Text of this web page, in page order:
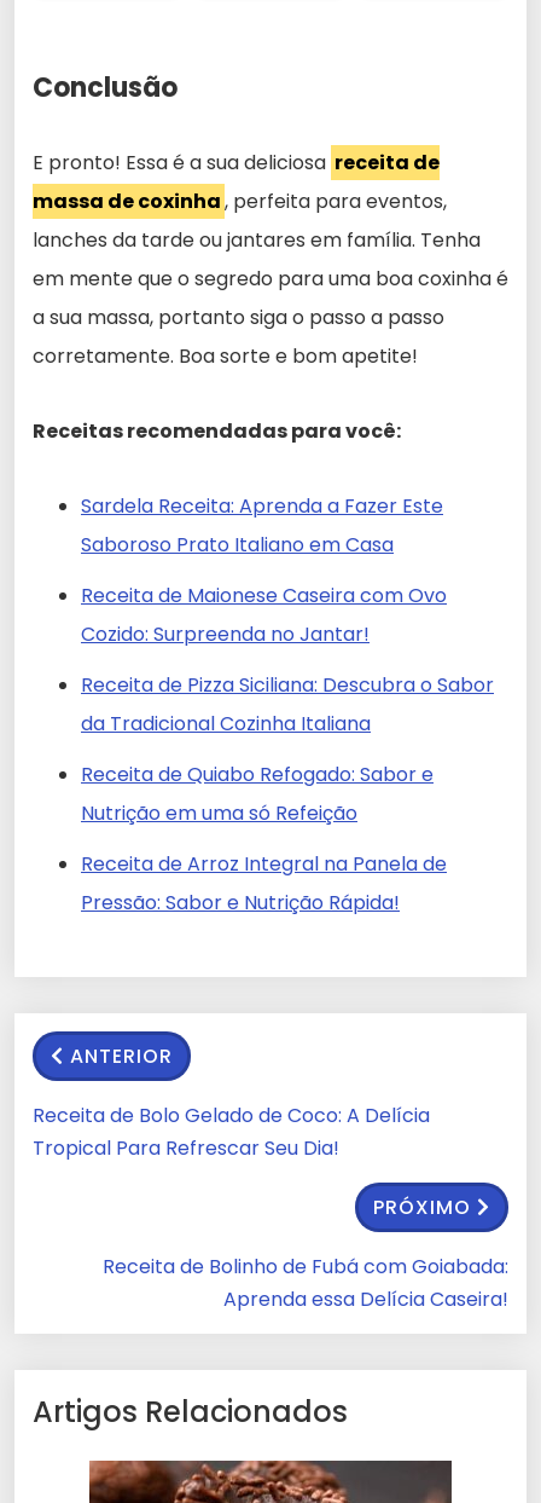
Conclusão
E pronto! Essa é a sua deliciosa receita de
massa de coxinha, perfeita para eventos,
lanches da tarde ou jantares em família. Tenha
em mente que o segredo para uma boa coxinha é
a sua massa, portanto siga o passo a passo
corretamente. Boa sorte e bom apetite!
Receitas recomendadas para você:
Sardela Receita: Aprenda a Fazer Este
Saboroso Prato Italiano em Casa
Receita de Maionese Caseira com Ovo
Cozido: Surpreenda no Jantar!
Receita de Pizza Siciliana: Descubra o Sabor
da Tradicional Cozinha Italiana
Receita de Quiabo Refogado: Sabor e
Nutrição em uma só Refeição
Receita de Arroz Integral na Panela de
Pressão: Sabor e Nutrição Rápida!
ANTERIOR
Receita de Bolo Gelado de Coco: A Delícia
Tropical Para Refrescar Seu Dia!
PRÓXIMO
Receita de Bolinho de Fubá com Goiabada:
Aprenda essa Delícia Caseira!
Artigos Relacionados